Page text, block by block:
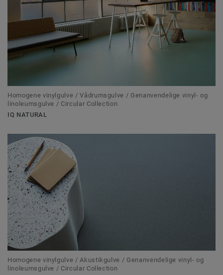
Homogene vinylgulve / Vådrumsgulve / Genanvendelige vinyl- og
linoleumsgulve / Circular Collection
IQ NATURAL
Homogene vinylgulve / Akustikgulve / Genanvendelige vinyl- og
linoleumsgulve / Circular Collection